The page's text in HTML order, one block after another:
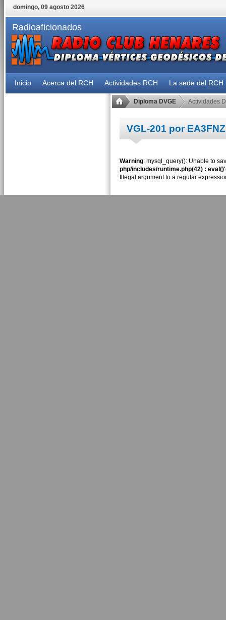
domingo, 09 agosto 2026
Radioaficionados
Inicio Acerca del RCH Actividades RCH La sede del RCH
Diploma DVGE Actividades
VGL-201 por EA3FNZ
Warning: mysql_query(): Unable to
php/includes/runtime.php(42) :
Illegal argument to a regular